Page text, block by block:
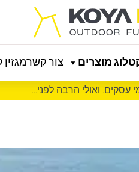
מוצרים צור קשרמגזין